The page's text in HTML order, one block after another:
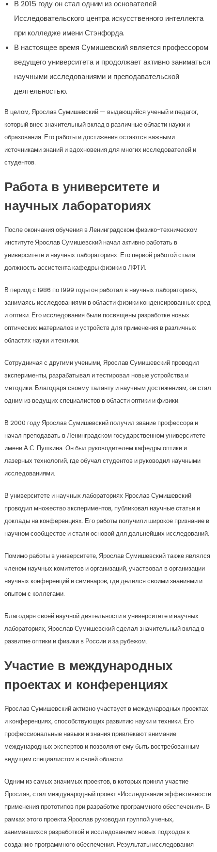
В 2015 году он стал одним из основателей
Исследовательского центра искусственного интеллекта
при колледже имени Стэнфорда.
В настоящее время Сумишевский является профессором
ведущего университета и продолжает активно заниматься
научными исследованиями и преподавательской
деятельностью.
В целом, Ярослав Сумишевский — выдающийся ученый и педагог,
который внес значительный вклад в различные области науки и
образования. Его работы и достижения остаются важными
источниками знаний и вдохновения для многих исследователей и
студентов.
Работа в университете и
научных лабораториях
После окончания обучения в Ленинградском физико-техническом
институте Ярослав Сумишевский начал активно работать в
университете и научных лабораториях. Его первой работой стала
должность ассистента кафедры физики в ЛФТИ.
В период с 1986 по 1999 годы он работал в научных лабораториях,
занимаясь исследованиями в области физики конденсированных сред
и оптики. Его исследования были посвящены разработке новых
оптических материалов и устройств для применения в различных
областях науки и техники.
Сотрудничая с другими учеными, Ярослав Сумишевский проводил
эксперименты, разрабатывал и тестировал новые устройства и
методики. Благодаря своему таланту и научным достижениям, он стал
одним из ведущих специалистов в области оптики и физики.
В 2000 году Ярослав Сумишевский получил звание профессора и
начал преподавать в Ленинградском государственном университете
имени А.С. Пушкина. Он был руководителем кафедры оптики и
лазерных технологий, где обучал студентов и руководил научными
исследованиями.
В университете и научных лабораториях Ярослав Сумишевский
проводил множество экспериментов, публиковал научные статьи и
доклады на конференциях. Его работы получили широкое признание в
научном сообществе и стали основой для дальнейших исследований.
Помимо работы в университете, Ярослав Сумишевский также являлся
членом научных комитетов и организаций, участвовал в организации
научных конференций и семинаров, где делился своими знаниями и
опытом с коллегами.
Благодаря своей научной деятельности в университете и научных
лабораториях, Ярослав Сумишевский сделал значительный вклад в
развитие оптики и физики в России и за рубежом.
Участие в международных
проектах и конференциях
Ярослав Сумишевский активно участвует в международных проектах
и конференциях, способствующих развитию науки и техники. Его
профессиональные навыки и знания привлекают внимание
международных экспертов и позволяют ему быть востребованным
ведущим специалистом в своей области.
Одним из самых значимых проектов, в которых принял участие
Ярослав, стал международный проект «Исследование эффективности
применения прототипов при разработке программного обеспечения». В
рамках этого проекта Ярослав руководил группой ученых,
занимавшихся разработкой и исследованием новых подходов к
созданию программного обеспечения. Результаты исследования